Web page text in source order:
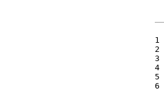
1
2
3
4
5
6